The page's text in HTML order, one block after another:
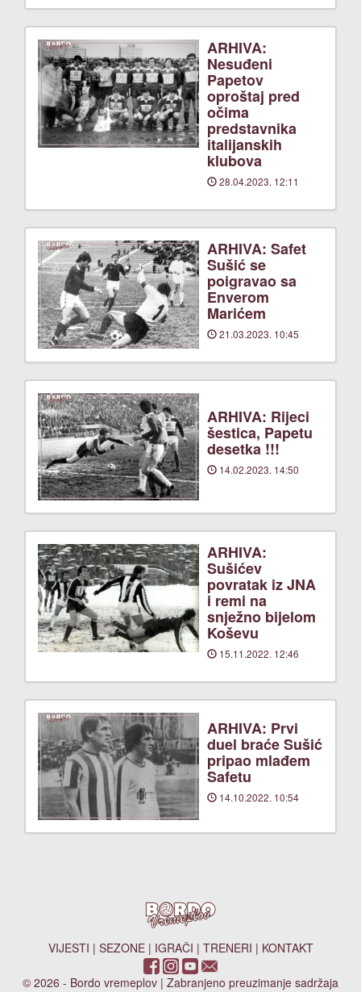
ARHIVA:
Nesuđeni
Papetov
oproštaj pred
očima
predstavnika
italijanskih
klubova
28.04.2023. 12:11
ARHIVA: Safet
Sušić se
poigravao sa
Enverom
Marićem
21.03.2023. 10:45
ARHIVA: Rijeci
šestica, Papetu
desetka !!!
14.02.2023. 14:50
ARHIVA:
Sušićev
povratak iz JNA
i remi na
snježno bijelom
Koševu
15.11.2022. 12:46
ARHIVA: Prvi
duel braće Sušić
pripao mlađem
Safetu
14.10.2022. 10:54
VIJESTI | SEZONE| IGRAČI | TRENERI | KONTAKT
© 2026 - Bordo vremeplov | Zabranjeno preuzimanje sadržaja